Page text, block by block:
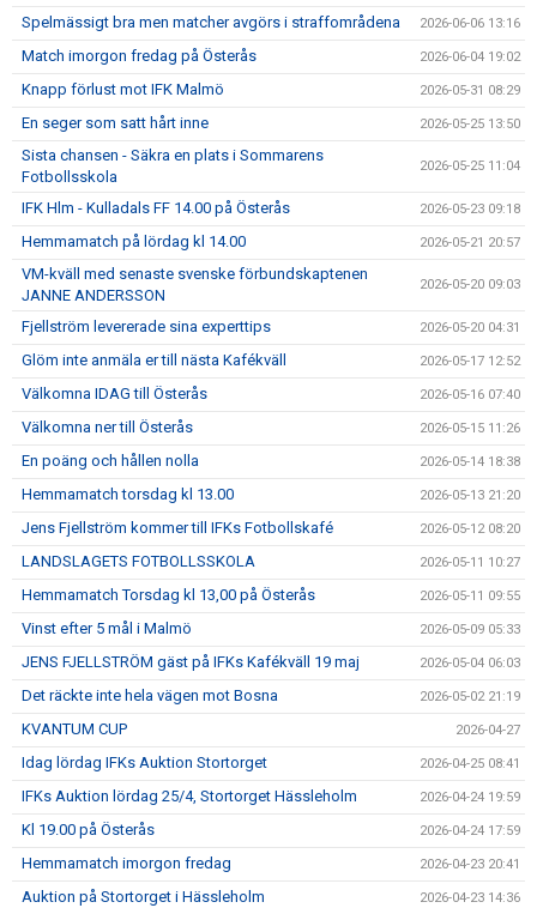
Spelmässigt bra men matcher avgörs i straffområdena 2026-06-06 13:16
Match imorgon fredag på Österås 2026-06-04 19:02
Knapp förlust mot IFK Malmö 2026-05-31 08:29
En seger som satt hårt inne 2026-05-25 13:50
Sista chansen - Säkra en plats i Sommarens
Fotbollsskola
2026-05-25 11:04
IFK Hlm - Kulladals FF 14.00 på Österås 2026-05-23 09:18
Hemmamatch på lördag kl 14.00 2026-05-21 20:57
VM-kväll med senaste svenske förbundskaptenen
JANNE ANDERSSON
2026-05-20 09:03
Fjellström levererade sina experttips 2026-05-20 04:31
Glöm inte anmäla er till nästa Kafékväll 2026-05-17 12:52
Välkomna IDAG till Österås 2026-05-16 07:40
Välkomna ner till Österås 2026-05-15 11:26
En poäng och hållen nolla 2026-05-14 18:38
Hemmamatch torsdag kl 13.00 2026-05-13 21:20
Jens Fjellström kommer till IFKs Fotbollskafé 2026-05-12 08:20
LANDSLAGETS FOTBOLLSSKOLA 2026-05-11 10:27
Hemmamatch Torsdag kl 13,00 på Österås 2026-05-11 09:55
Vinst efter 5 mål i Malmö 2026-05-09 05:33
JENS FJELLSTRÖM gäst på IFKs Kafékväll 19 maj 2026-05-04 06:03
Det räckte inte hela vägen mot Bosna 2026-05-02 21:19
KVANTUM CUP 2026-04-27
Idag lördag IFKs Auktion Stortorget 2026-04-25 08:41
IFKs Auktion lördag 25/4, Stortorget Hässleholm 2026-04-24 19:59
Kl 19.00 på Österås 2026-04-24 17:59
Hemmamatch imorgon fredag 2026-04-23 20:41
Auktion på Stortorget i Hässleholm 2026-04-23 14:36